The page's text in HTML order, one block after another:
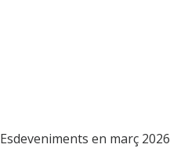
Esdeveniments en març 2026